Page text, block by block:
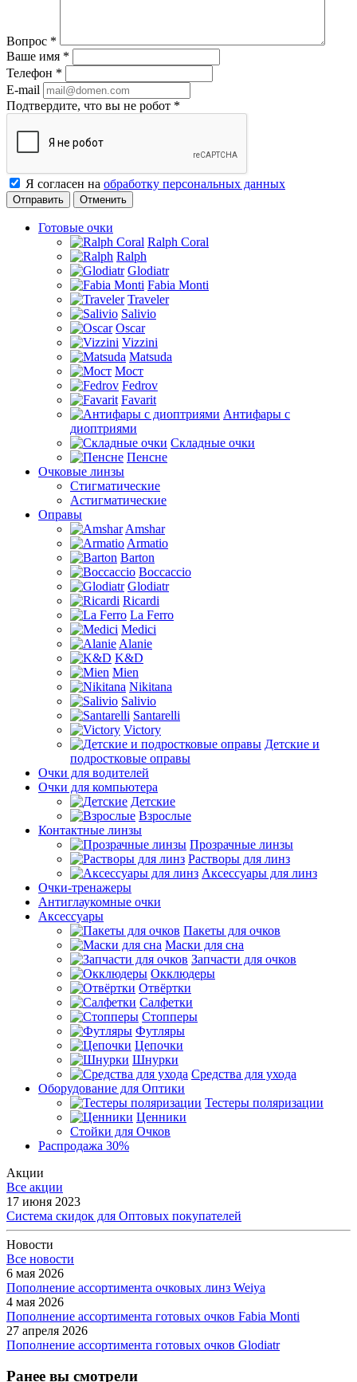
Вопрос *
Ваше имя *
Телефон *
E-mail
Подтвердите, что вы не робот *
Я согласен на обработку персональных данных
Отменить
Готовые очки
Ralph Coral
Ralph
Glodiatr
Fabia Monti
Traveler
Salivio
Oscar
Vizzini
Matsuda
Мост
Fedrov
Favarit
Антифары с
диоптриями
Складные очки
Пенсне
Очковые линзы
Стигматические
Астигматические
Оправы
Amshar
Armatio
Barton
Boccaccio
Glodiatr
Ricardi
La Ferro
Medici
Alanie
K&D
Mien
Nikitana
Salivio
Santarelli
Victory
Детские и
подростковые оправы
Очки для водителей
Очки для компьютера
Детские
Взрослые
Контактные линзы
Прозрачные линзы
Растворы для линз
Аксессуары для линз
Очки-тренажеры
Антиглаукомные очки
Аксессуары
Пакеты для очков
Маски для сна
Запчасти для очков
Окклюдеры
Отвёртки
Салфетки
Стопперы
Футляры
Цепочки
Шнурки
Средства для ухода
Оборудование для Оптики
Тестеры поляризации
Ценники
Стойки для Очков
Распродажа 30%
Акции
Все акции
17 июня 2023
Система скидок для Оптовых покупателей
Новости
Все новости
6 мая 2026
Пополнение ассортимента очковых линз Weiya
4 мая 2026
Пополнение ассортимента готовых очков Fabia Monti
27 апреля 2026
Пополнение ассортимента готовых очков Glodiatr
Ранее вы смотрели